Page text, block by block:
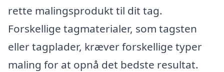
rette malingsprodukt til dit tag.
Forskellige tagmaterialer, som tagsten
eller tagplader, kræver forskellige typer
maling for at opnå det bedste resultat.